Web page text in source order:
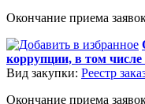
Окончание приема
коррупции, в том
Вид закупки: Реестр
Окончание приема